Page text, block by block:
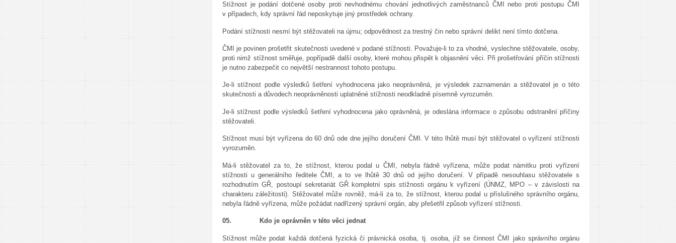
Stížnost je podání dotčené osoby proti nevhodnému chování jednotlivých zaměstnanců ČMI nebo proti postupu ČMI
v případech, kdy správní řád neposkytuje jiný prostředek ochrany.
Podání stížnosti nesmí být stěžovateli na újmu; odpovědnost za trestný čin nebo správní delikt není tímto dotčena.
ČMI je povinen prošetřit skutečnosti uvedené v podané stížnosti. Považuje-li to za vhodné, vyslechne stěžovatele, osoby,
proti nimž stížnost směřuje, popřípadě další osoby, které mohou přispět k objasnění věci. Při prošetřování příčin stížnosti
je nutno zabezpečit co největší nestrannost tohoto postupu.
Je-li stížnost podle výsledků šetření vyhodnocena jako neoprávněná, je výsledek zaznamenán a stěžovatel je o této
skutečnosti a důvodech neoprávněnosti uplatněné stížnosti neodkladně písemně vyrozuměn.
Je-li stížnost podle výsledků šetření vyhodnocena jako oprávněná, je odeslána informace o způsobu odstranění příčiny
stěžovateli.
Stížnost musí být vyřízena do 60 dnů ode dne jejího doručení ČMI. V této lhůtě musí být stěžovatel o vyřízení stížnosti
vyrozuměn.
Má-li stěžovatel za to, že stížnost, kterou podal u ČMI, nebyla řádně vyřízena, může podat námitku proti vyřízení
stížnosti u generálního ředitele ČMI, a to ve lhůtě 30 dnů od jejího doručení. V případě nesouhlasu stěžovatele s
rozhodnutím GŘ, postoupí sekretariát GŘ kompletní spis stížnosti orgánu k vyřízení (ÚNMZ, MPO – v závislosti na
charakteru záležitosti). Stěžovatel může rovněž, má-li za to, že stížnost, kterou podal u příslušného správního orgánu,
nebyla řádně vyřízena, může požádat nadřízený správní orgán, aby přešetřil způsob vyřízení stížnosti.
05. Kdo je oprávněn v této věci jednat
Stížnost může podat každá dotčená fyzická či právnická osoba, tj. osoba, jíž se činnost ČMI jako správního orgánu